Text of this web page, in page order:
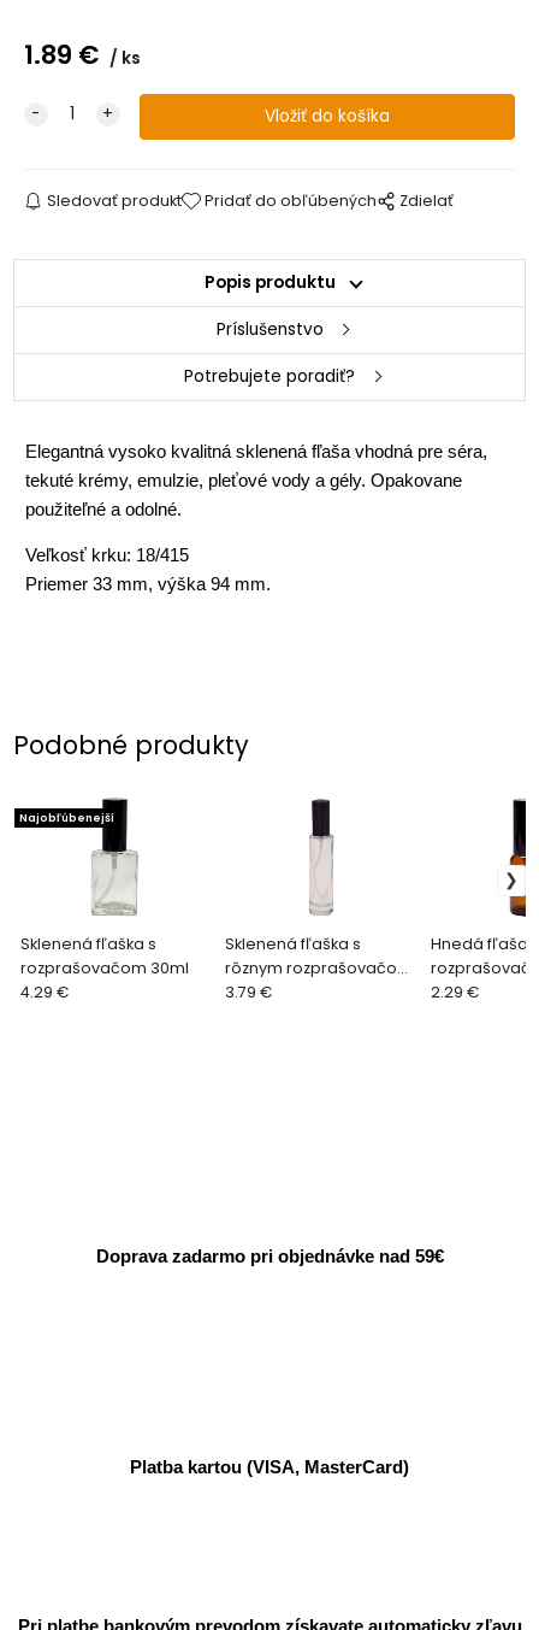
1.89 € ks
Sledovať produkt Pridať do obľúbených Zdielať
Popis produktu
Príslušenstvo
Potrebujete poradiť?
Elegantná vysoko kvalitná sklenená fľaša vhodná pre séra,
tekuté krémy, emulzie, pleťové vody a gély. Opakovane
použiteľné a odolné.
Veľkosť krku: 18/415
Priemer 33 mm, výška 94 mm.
Podobné produkty
Sklenená fľaška s
rozprašovačom 30ml
Najobľúbenejší
4.29 €
Sklenená fľaška s
rôznym rozprašovačom
45ml
3.79 €
Hnedá fľaša
2.29 €
Doprava zadarmo pri objednávke nad 59€
Platba kartou (VISA, MasterCard)
Pri platbe bankovým prevodom získavate automaticky zľavu